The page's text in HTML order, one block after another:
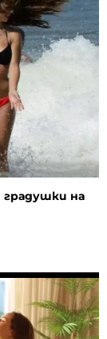
градушки на